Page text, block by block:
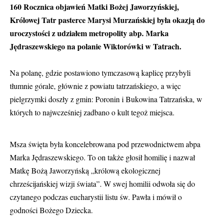
160 Rocznica objawień Matki Bożej Jaworzyńskiej,
Królowej Tatr pasterce Marysi Murzańskiej była okazją do
uroczystości z udziałem metropolity abp. Marka
Jędraszewskiego na polanie Wiktorówki w Tatrach.
Na polanę, gdzie postawiono tymczasową kaplicę przybyli
tłumnie górale, głównie z powiatu tatrzańskiego, a więc
pielgrzymki doszły z gmin: Poronin i Bukowina Tatrzańska, w
których to najwcześniej zadbano o kult tegoż miejsca.
Msza święta była koncelebrowana pod przewodnictwem abpa
Marka Jędraszewskiego. To on także głosił homilię i nazwał
Matkę Bożą Jaworzyńską „królową ekologicznej
chrześcijańskiej wizji świata”. W swej homilii odwoła się do
czytanego podczas eucharystii listu św. Pawła i mówił o
godności Bożego Dziecka.